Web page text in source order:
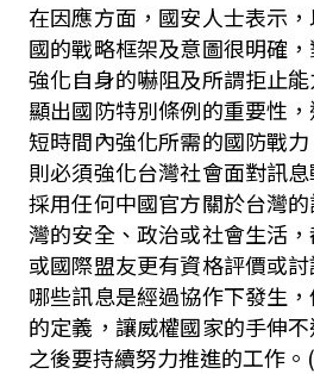
在因應方面，國安人士表示
國的戰略框架及意圖很明確
強化自身的嚇阻及所謂拒止
顯出國防特別條例的重要性
短時間內強化所需的國防戰
則必須強化台灣社會面對訊
採用任何中國官方關於台灣
灣的安全、政治或社會生活
或國際盟友更有資格評價或
哪些訊息是經過協作下發生
的定義，讓威權國家的手伸
之後要持續努力推進的工作